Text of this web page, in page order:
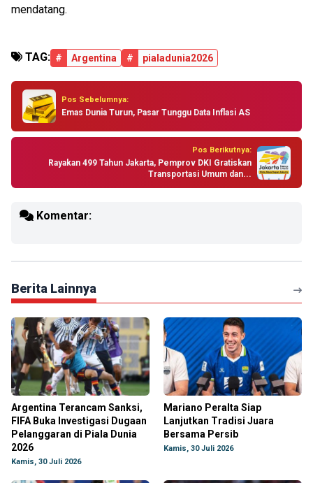
mendatang.
TAG: # Argentina # pialadunia2026
Pos Sebelumnya:
Emas Dunia Turun, Pasar Tunggu Data Inflasi AS
Pos Berikutnya:
Rayakan 499 Tahun Jakarta, Pemprov DKI Gratiskan
Transportasi Umum dan...
Komentar:
Berita Lainnya
Argentina Terancam Sanksi,
FIFA Buka Investigasi Dugaan
Pelanggaran di Piala Dunia
2026
Kamis, 30 Juli 2026
Mariano Peralta Siap
Lanjutkan Tradisi Juara
Bersama Persib
Kamis, 30 Juli 2026